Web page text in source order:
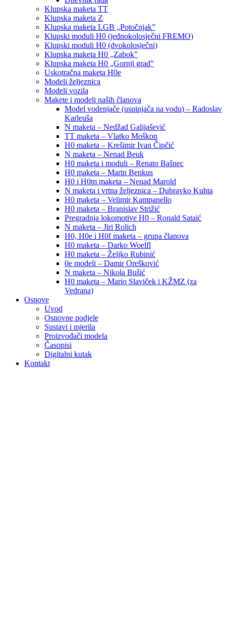
Klupska maketa TT
Klupska maketa Z
Klupska maketa LGB „Potočnjak”
Klupski moduli H0 (jednokolosječni FREMO)
Klupski moduli H0 (dvokolosječni)
Klupska maketa H0 „Zabok”
Klupska maketa H0 „Gornji grad”
Uskotračna maketa H0e
Modeli željeznica
Modeli vozila
Makete i modeli naših članova
Model vodenjače (uspinjača na vodu) – Radoslav
Karleuša
N maketa – Nedžad Galijašević
TT maketa – Vlatko Moškon
H0 maketa – Krešimir Ivan Čipčić
N maketa – Nenad Beuk
H0 maketa i moduli – Renato Bašnec
H0 maketa – Marin Benkus
H0 i H0m maketa – Nenad Marold
N maketa i vrtna željeznica – Dubravko Kuhta
H0 maketa – Velimir Kampanello
H0 maketa – Branislav Strižić
Pregradnja lokomotive H0 – Ronald Sataić
N maketa – Jiri Rolich
H0, H0e i H0f maketa – grupa članova
H0 maketa – Darko Woelfl
H0 maketa – Željko Rubinić
0e modeli – Damir Orešković
N maketa – Nikola Bušić
H0 maketa – Mario Slaviček i KŽMZ (za
Vedrana)
Osnove
Uvod
Osnovne podjele
Sustavi i mjerila
Proizvođači modela
Časopisi
Digitalni kutak
Kontakt